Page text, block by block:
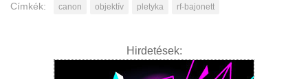
Címkék: canon objektív pletyka rf-bajonett
Hirdetések: